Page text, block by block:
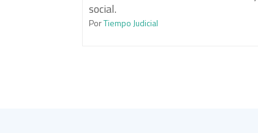
social.
PorTiempo Judicial